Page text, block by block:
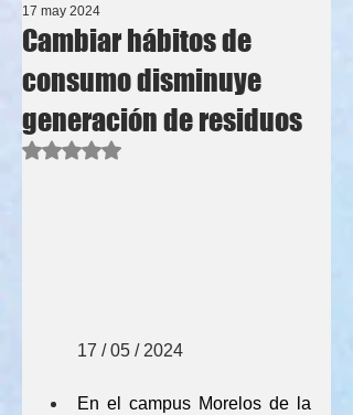
Cambiar hábitos de
consumo disminuye
generación de residuos
17 may 2024
Obtuvo NaN de 5 estrellas.
        17 / 05 / 2024
En el campus Morelos de la